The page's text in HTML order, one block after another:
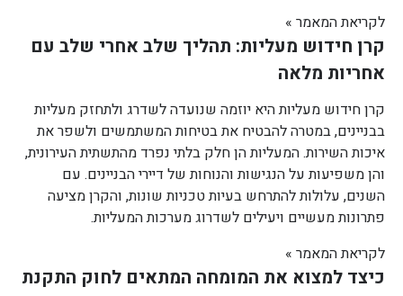
לקריאת המאמר »
קרן חידוש מעליות: תהליך שלב אחרי שלב עם
אחריות מלאה
קרן חידוש מעליות היא יוזמה שנועדה לשדרג ולתחזק מעליות
בבניינים, במטרה להבטיח את בטיחות המשתמשים ולשפר את
איכות השירות. המעליות הן חלק בלתי נפרד מהתשתית העירונית,
והן משפיעות על הנגישות והנוחות של דיירי הבניינים. עם
השנים, עלולות להתרחש בעיות טכניות שונות, והקרן מציעה
פתרונות מעשיים ויעילים לשדרוג מערכות המעליות.
לקריאת המאמר »
כיצד למצוא את המומחה המתאים לחוק התקנת